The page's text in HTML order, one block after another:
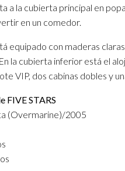
a la cubierta principal en
en un comedor.
equipado con maderas
la cubierta inferior está el
VIP, dos cabinas dobles y
FIVE STARS
(Overmarine)/2005